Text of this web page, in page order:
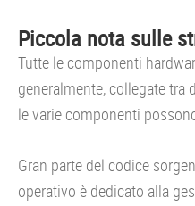
Piccola nota sulle
Tutte le componenti
generalmente, collegate tra
le varie componenti
Gran parte del codice
operativo è dedicato alla